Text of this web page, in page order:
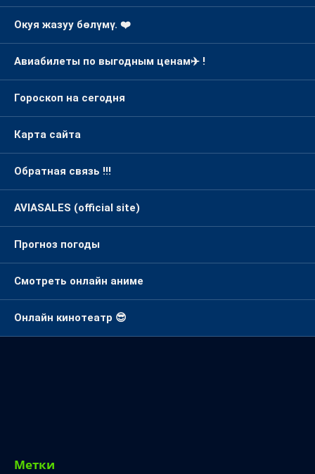
Окуя жазуу бөлүмү. ❤️
Авиабилеты по выгодным ценам✈️ !
Гороскоп на сегодня
Карта сайта
Обратная связь !!!
AVIASALES (official site)
Прогноз погоды
Смотреть онлайн аниме
Онлайн кинотеатр 😎
Метки